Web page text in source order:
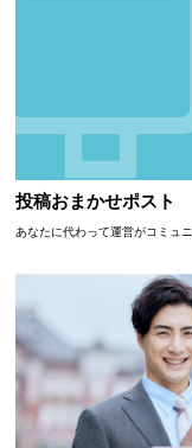
投稿おまかせポスト
あなたに代わって運営がコミュ